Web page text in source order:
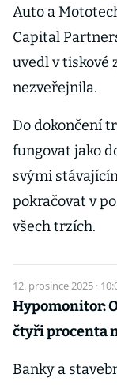
Auto a
Capital
uvedl v tiskové
nezveřejnila.
Do dokončení
fungovat jako
svými
pokračovat v
všech trzích.
12. prosince 2025 ·
Hypomonitor:
čtyři procenta
Banky a